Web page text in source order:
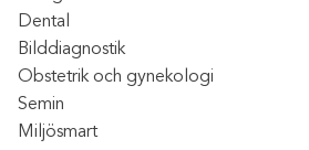
Dental
Bilddiagnostik
Obstetrik och gynekologi
Semin
Miljösmart